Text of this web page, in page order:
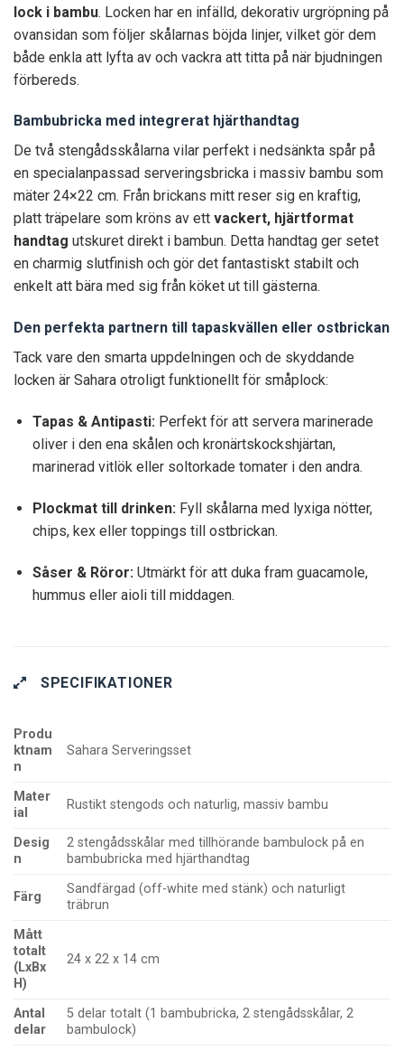
lock i bambu. Locken har en infälld, dekorativ urgröpning på
ovansidan som följer skålarnas böjda linjer, vilket gör dem
både enkla att lyfta av och vackra att titta på när bjudningen
förbereds.
Bambubricka med integrerat hjärthandtag
De två stengådsskålarna vilar perfekt i nedsänkta spår på
en specialanpassad serveringsbricka i massiv bambu som
mäter 24×22 cm. Från brickans mitt reser sig en kraftig,
platt träpelare som kröns av ett vackert, hjärtformat
handtag utskuret direkt i bambun. Detta handtag ger setet
en charmig slutfinish och gör det fantastiskt stabilt och
enkelt att bära med sig från köket ut till gästerna.
Den perfekta partnern till tapaskvällen eller ostbrickan
Tack vare den smarta uppdelningen och de skyddande
locken är Sahara otroligt funktionellt för småplock:
Tapas & Antipasti:Perfekt för att servera marinerade
oliver i den ena skålen och kronärtskockshjärtan,
marinerad vitlök eller soltorkade tomater i den andra.
Plockmat till drinken:Fyll skålarna med lyxiga nötter,
chips, kex eller toppings till ostbrickan.
Såser & Röror: Utmärkt för att duka fram guacamole,
hummus eller aioli till middagen.
SPECIFIKATIONER
Produ
ktnam
n
Sahara Serveringsset
Mater
ial
Rustikt stengods och naturlig, massiv bambu
Desig
n
2 stengådsskålar med tillhörande bambulock på en
bambubricka med hjärthandtag
Färg
Sandfärgad (off-white med stänk) och naturligt
träbrun
Mått
totalt
(LxBx
H)
24 x 22 x 14 cm
Antal
delar
5 delar totalt (1 bambubricka, 2 stengådsskålar, 2
bambulock)